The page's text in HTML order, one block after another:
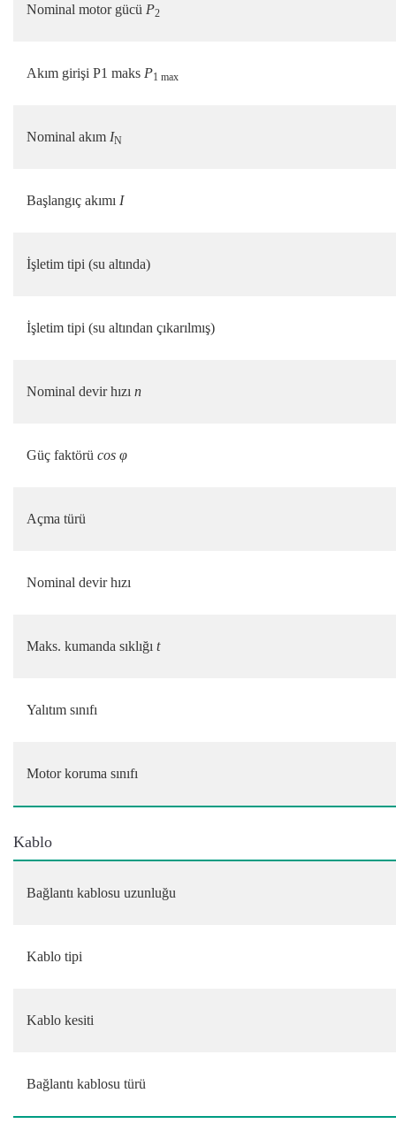
Nominal motor gücü P2
Akım girişi P1 maks P1 max
Nominal akım IN
Başlangıç akımı I
İşletim tipi (su altında)
İşletim tipi (su altından çıkarılmış)
Nominal devir hızı n
Güç faktörü cos φ
Açma türü
Nominal devir hızı
Maks. kumanda sıklığı t
Yalıtım sınıfı
Motor koruma sınıfı
Kablo
Bağlantı kablosu uzunluğu
Kablo tipi
Kablo kesiti
Bağlantı kablosu türü